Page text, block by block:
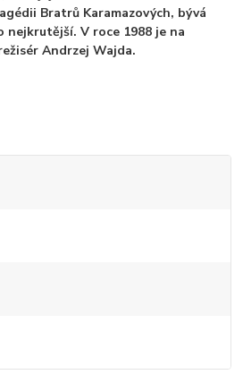
Bratrů Karamazových, bývá
nejkrutější. V roce 1988 je na
Andrzej Wajda.